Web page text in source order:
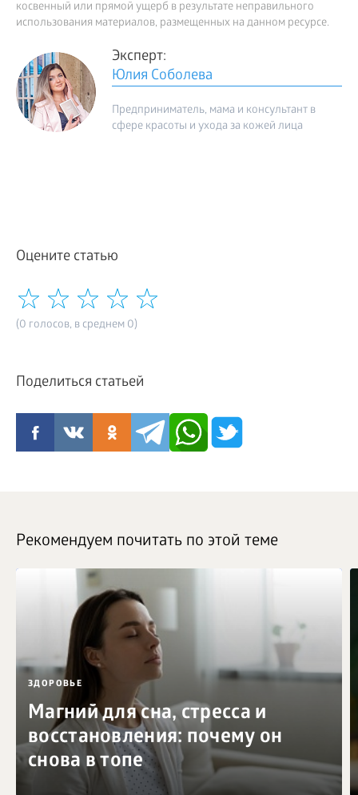
косвенный или прямой ущерб в результате неправильного
использования материалов, размещенных на данном ресурсе.
Эксперт:
Юлия Соболева
Предприниматель, мама и консультант в
сфере красоты и ухода за кожей лица
Оцените статью
(0 голосов, в среднем 0)
Поделиться статьей
Рекомендуем почитать по этой теме
ЗДОРОВЬЕ
Магний для сна, стресса и
восстановления: почему он
снова в топе